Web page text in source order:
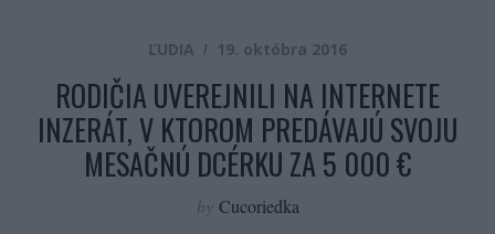
ĽUDIA 19. októbra 2016
RODIČIA UVEREJNILI NA INTERNETE
INZERÁT, V KTOROM PREDÁVAJÚ SVOJU
MESAČNÚ DCÉRKU ZA 5 000 €
by Cucoriedka